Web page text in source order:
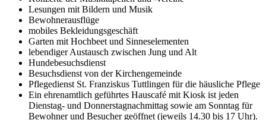
Lesungen mit Bildern und Musik
Bewohnerausflüge
mobiles Bekleidungsgeschäft
Garten mit Hochbeet und Sinneselementen
lebendiger Austausch zwischen Jung und Alt
Hundebesuchsdienst
Besuchsdienst von der Kirchengemeinde
Pflegedienst St. Franziskus Tuttlingen für die häusliche Pflege
Ein ehrenamtlich geführtes Hauscafé mit Kiosk ist jeden
Dienstag- und Donnerstagnachmittag sowie am Sonntag für
Bewohner und Besucher geöffnet (jeweils 14.30 bis 17 Uhr).